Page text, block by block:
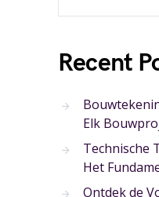
Recent
Elk
Technische
Het
Ontdek de